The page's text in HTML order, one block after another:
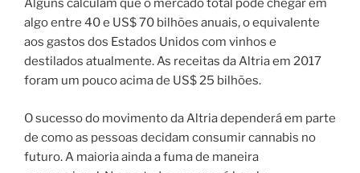
Alguns calculam que o mercado total pode chegar em
algo entre 40 e US$ 70 bilhões anuais, o equivalente
aos gastos dos Estados Unidos com vinhos e
destilados atualmente. As receitas da Altria em 2017
foram um pouco acima de US$ 25 bilhões.
O sucesso do movimento da Altria dependerá em parte
de como as pessoas decidam consumir cannabis no
futuro. A maioria ainda a fuma de maneira